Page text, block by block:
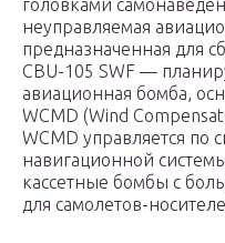
головками
неуправляемая
предназначенная для
CBU-105 SWF —
авиационная бомба,
WCMD (Wind
WCMD управляется по
навигационной
кассетные бомбы с
для самолетов-